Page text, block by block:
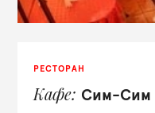
РЕСТОРАН
Кафе Сим-Сим